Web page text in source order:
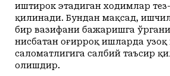
иштирок этадиган ходимлар
қилинади. Бундан мақсад,
бир вазифани бажаришга
нисбатан оғирроқ ишларда
саломатлигига салбий таъсир
олишдир.